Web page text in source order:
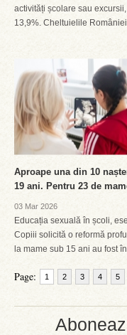
activități școlare sau
13,9%. Cheltuielile
Aproape una din 10
19 ani. Pentru 23 de
03 Mar 2026
Educația sexuală în școli,
Copiii solicită o reformă
la mame sub 15 ani au fost
Page: 1 2 3 4 5